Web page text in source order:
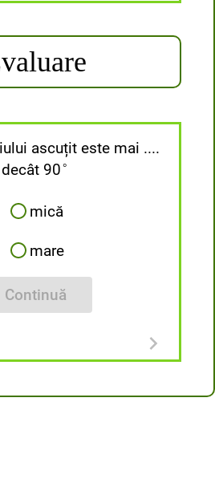
ascuțit este mai ....
decât 90°
°
°
mică
mare
Continuă